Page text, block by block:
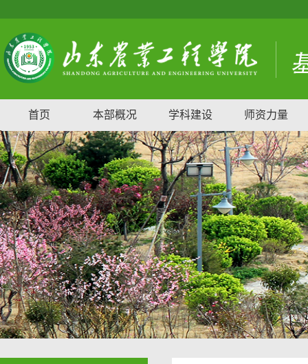
首页 本部概况 学科建设 师资力量